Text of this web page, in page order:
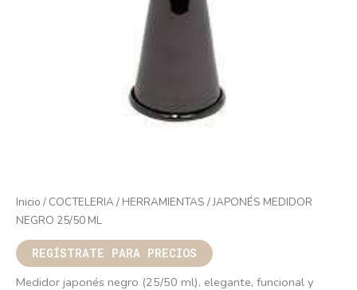
Inicio / COCTELERIA/ HERRAMIENTAS / JAPONÉS MEDIDOR
NEGRO 25/50 ML
REGÍSTRATE PARA PRECIOS
Medidor japonés negro (25/50 ml), elegante, funcional y